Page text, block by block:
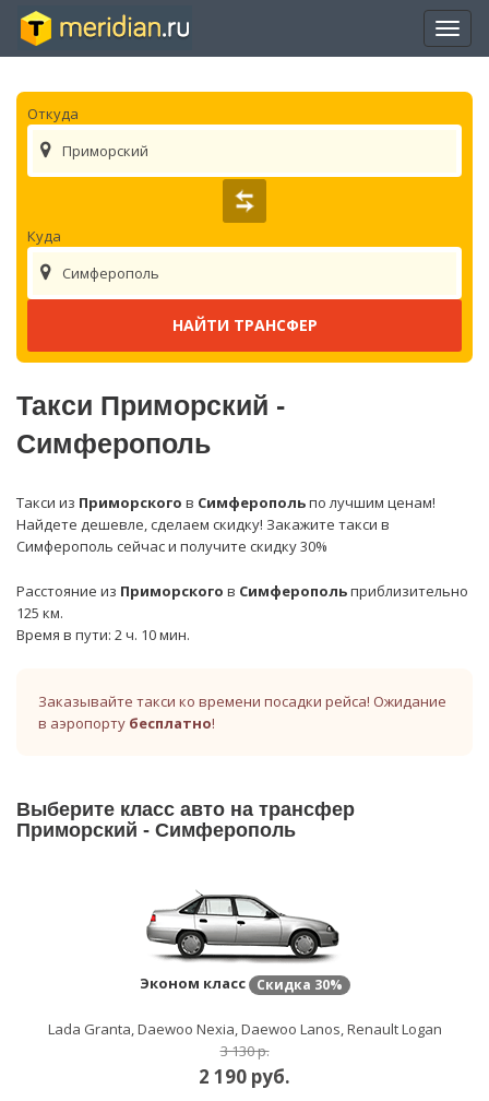
Откуда
Приморский
Куда
Симферополь
Такси Приморский -
Симферополь
Такси из Приморского в Симферопольпо лучшим ценам!
Найдете дешевле, сделаем скидку! Закажите такси в
Симферополь сейчас и получите скидку 30%
Расстояние из Приморского в Симферопольприблизительно
125 км.
Время в пути: 2 ч. 10 мин.
Заказывайте такси ко времени посадки рейса! Ожидание
в аэропорту бесплатно!
Выберите класс авто на трансфер
Приморский - Симферополь
Эконом класс Скидка 30%
Lada Granta, Daewoo Nexia, Daewoo Lanos, Renault Logan
3 130 р.
2 190 руб.